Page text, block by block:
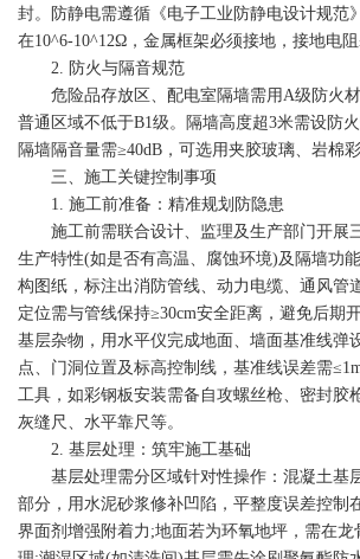
封。防静电需遵循《电子工业防静电设计规范
在10^6-10^12Ω，金属框架必须接地，接地电阻
2. 防火与隔音规范
危险品存放区、配电室隔墙需用A级防火材
普通区域不低于B1级。隔墙高度超3米需设防
隔墙隔音量需≥40dB，可选用夹胶玻璃、岩棉
三、施工关键控制事项
1. 施工前准备：精准规划防隐患
施工前需联合设计、监理及生产部门开展
生产特性(如是否有高温、腐蚀环境)及隔墙功
构图纸，标注出消防管线、动力电缆、通风管
定位需与管线保持≥30cm安全距离，避免后期
基层杂物，用水平仪完成地面、墙面基准线弹
点、门洞位置及标高控制线，基准线误差需
工具，如彩钢板安装需备自攻螺丝枪、密封胶
灰缝尺、水平靠尺等。
2. 基层处理：筑牢施工基础
基层处理需分区域针对性操作：混凝土基
部分，用水泥砂浆修补凹陷，平整度误差控制
界面剂增强附着力;地面若为环氧地坪，需在龙